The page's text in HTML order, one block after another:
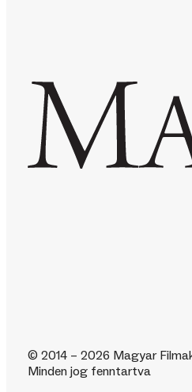
© 2014 – 2026 Magyar
Minden jog fenntartva